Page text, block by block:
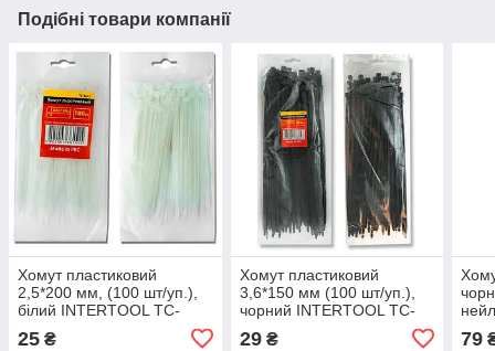
Подібні товари компанії
Хомут пластиковий
2,5*200 мм, (100 шт/уп.),
білий INTERTOOL TC-
25 ₴
Хомут пластиковий
3,6*150 мм (100 шт/уп.),
чорний INTERTOOL TC-
29₴ 79